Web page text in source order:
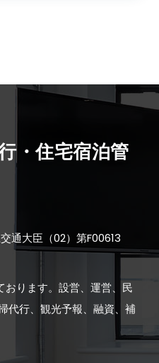
・住宅宿泊管
通大臣（02）第F00613
おります。設営、運営、民
代行、観光予報、融資、補